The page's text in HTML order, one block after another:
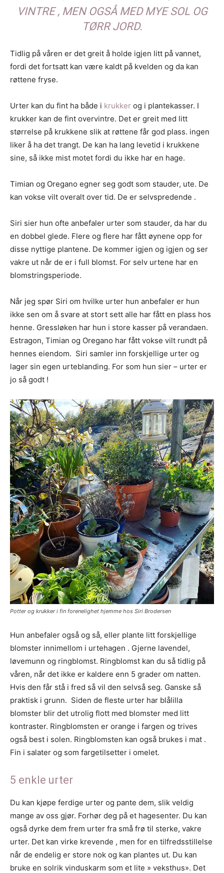
VINTRE , MEN OGSÅ MED MYE SOL OG
TØRR JORD.
Tidlig på våren er det greit å holde igjen litt på vannet,
fordi det fortsatt kan være kaldt på kvelden og da kan
røttene fryse.
Urter kan du fint ha både i krukker og i plantekasser. I
krukker kan de fint overvintre. Det er greit med litt
størrelse på krukkene slik at røttene får god plass. ingen
liker å ha det trangt. De kan ha lang levetid i krukkene
sine, så ikke mist motet fordi du ikke har en hage.
Timian og Oregano egner seg godt som stauder, ute. De
kan vokse vilt overalt over tid. De er selvspredende .
Siri sier hun ofte anbefaler urter som stauder, da har du
en dobbel glede. Flere og flere har fått øynene opp for
disse nyttige plantene. De kommer igjen og igjen og ser
vakre ut når de er i full blomst. For selv urtene har en
blomstringsperiode.
Når jeg spør Siri om hvilke urter hun anbefaler er hun
ikke sen om å svare at stort sett alle har fått en plass hos
henne. Gressløken har hun i store kasser på verandaen.
Estragon, Timian og Oregano har fått vokse vilt rundt på
hennes eiendom. Siri samler inn forskjellige urter og
lager sin egen urteblanding. For som hun sier – urter er
jo så godt !
Potter og krukker i fin forenelighet hjemme hos Siri Brodersen
Hun anbefaler også og så, eller plante litt forskjellige
blomster innimellom i urtehagen . Gjerne lavendel,
løvemunn og ringblomst. Ringblomst kan du så tidlig på
våren, når det ikke er kaldere enn 5 grader om natten.
Hvis den får stå i fred så vil den selvså seg. Ganske så
praktisk i grunn. Siden de fleste urter har blålilla
blomster blir det utrolig flott med blomster med litt
kontraster. Ringblomsten er orange i fargen og trives
også best i solen. Ringblomsten kan også brukes i mat .
Fin i salater og som fargetilsetter i omelet.
5 enkle urter
Du kan kjøpe ferdige urter og pante dem, slik veldig
mange av oss gjør. Forhør deg på et hagesenter. Du kan
også dyrke dem frem urter fra små frø til sterke, vakre
urter. Det kan virke krevende , men for en tilfredsstillelse
når de endelig er store nok og kan plantes ut. Du kan
bruke en solrik vinduskarm som et lite » veksthus». Det